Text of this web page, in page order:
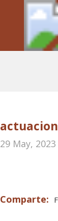
29 May, 2023